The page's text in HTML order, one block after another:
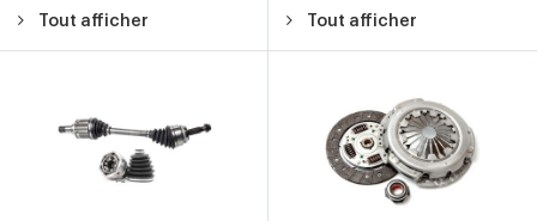
Tout afficher Tout afficher